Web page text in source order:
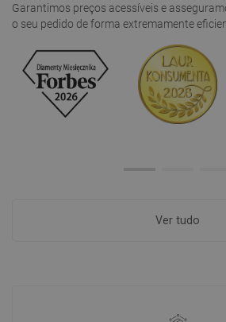
Garantimos preços acessíveis e
o seu pedido de forma extremamente
Ver tudo